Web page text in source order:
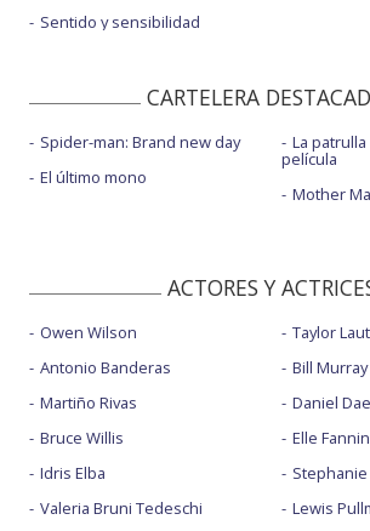
Sentido y sensibilidad
CARTELERA
Spider-man: Brand new day
El último mono
La
película
Mother
ACTORES Y
Owen Wilson
Antonio Banderas
Martiño Rivas
Bruce Willis
Idris Elba
Valeria Bruni Tedeschi
Taylor
Bill Murray
Daniel
Elle
Stephanie
Lewis